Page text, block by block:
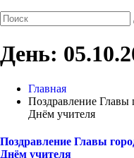
День:
Главная
Поздравление Главы
Днём учителя
Поздравление Главы
Днём учителя